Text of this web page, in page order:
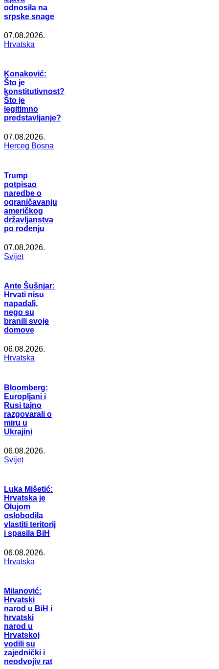
odnosila na
srpske snage
07.08.2026.
Hrvatska
Konaković:
Što je
konstitutivnost?
Što je
legitimno
predstavljanje?
07.08.2026.
Herceg Bosna
Trump
potpisao
naredbe o
ograničavanju
američkog
državljanstva
po rođenju
07.08.2026.
Svijet
Ante Šušnjar:
Hrvati nisu
napadali,
nego su
branili svoje
domove
06.08.2026.
Hrvatska
Bloomberg:
Europljani i
Rusi tajno
razgovarali o
miru u
Ukrajini
06.08.2026.
Svijet
Luka Mišetić:
Hrvatska je
Olujom
oslobodila
vlastiti teritorij
i spasila BiH
06.08.2026.
Hrvatska
Milanović:
Hrvatski
narod u BiH i
hrvatski
narod u
Hrvatskoj
vodili su
zajednički i
neodvojiv rat